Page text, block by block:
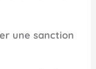
une sanction